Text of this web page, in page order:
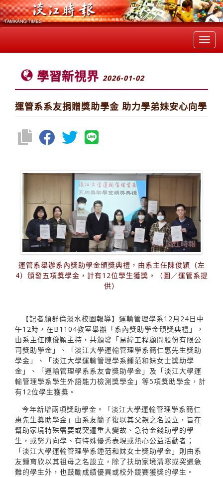
學習新視界 2026-01-02
運管系系友捐贈獎助學金 助力學弟妹安心向學
運管系舉辦系內獎助學金頒獎典禮，由系主任陳俊穎（左
4）頒發五項獎學金，計有12位學生獲獎。（圖／運管系提
供）
【記者顏群倫淡水校園報導】運輸管理學系12月24日中
午12時，在B1104教室舉辦「系內獎助學金頒獎典禮」，
由系主任陳俊穎主持，共頒發「易緯工程顧問股份有限公
司獎助學金」、「淡江大學運輸管理學系簡仁惠先生獎助
學金」、「淡江大學運輸管理學系鍾范和妹女士獎助學
金」、「運輸管理學系系友會獎助學金」及「淡江大學運
輸管理學系學生外語能力檢測獎學金」等5項獎助學金，計
有12位學生獲獎。
今年新增兩項獎助學金。「淡江大學運輸管理學系簡仁
惠先生獎助學金」由系友簡子復以其父親之名設立，旨在
幫助家境特殊需要或突遭重大變故、急待金錢助學的學
生，或努力向學、有特殊優秀表現或熱心公益活動者；
「淡江大學運輸管理學系鍾范和妹女士獎助學金」則由系
友鍾育欣以其祖母之名設立，除了扶助家境清寒或突遇急
難的學生外，也鼓勵成績優異或校外競賽獲獎的學生。